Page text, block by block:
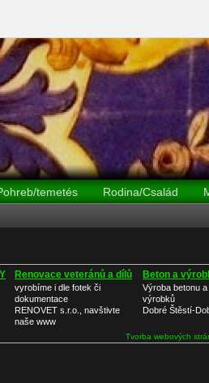
temetés Rodina/Család
Renovace veteránů a dílů
vyrobíme i dle fotek či
dokumentace
RENOVET s.r.o., navštivte
naše www
Beton a
Výroba betonu
výrobků
Dobré Štěstí-
Tvorba webových